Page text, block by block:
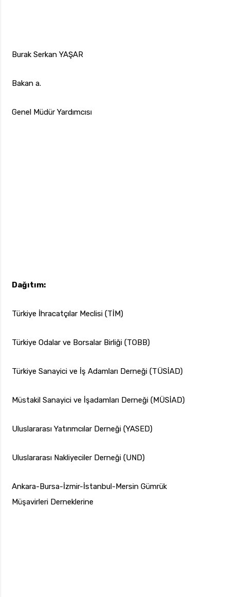
Burak Serkan YAŞAR
Bakan a.
Genel Müdür Yardımcısı
Dağıtım:
Türkiye İhracatçılar Meclisi (TİM)
Türkiye Odalar ve Borsalar Birliği (TOBB)
Türkiye Sanayici ve İş Adamları Derneği (TÜSİAD)
Müstakil Sanayici ve İşadamları Derneği (MÜSİAD)
Uluslararası Yatırımcılar Derneği (YASED)
Uluslararası Nakliyeciler Derneği (UND)
Ankara-Bursa-İzmir-İstanbul-Mersin Gümrük
Müşavirleri Derneklerine